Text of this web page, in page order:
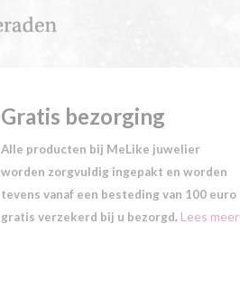
Gratis bezorging
Alle producten bij MeLike juwelier
worden zorgvuldig ingepakt en worden
tevens vanaf een besteding van 100 euro
gratis verzekerd bij u bezorgd. Lees meer